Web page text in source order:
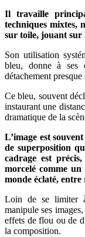
Il travaille
techniques mixtes,
sur toile, jouant sur
Son utilisation
bleu, donne à ses
détachement presque
Ce bleu, souvent
instaurant une
dramatique de la
L’image est
de superposition
cadrage est
morcelé comme
monde éclaté,
Loin de se limiter
manipule ses
effets de flou ou de
la composition.